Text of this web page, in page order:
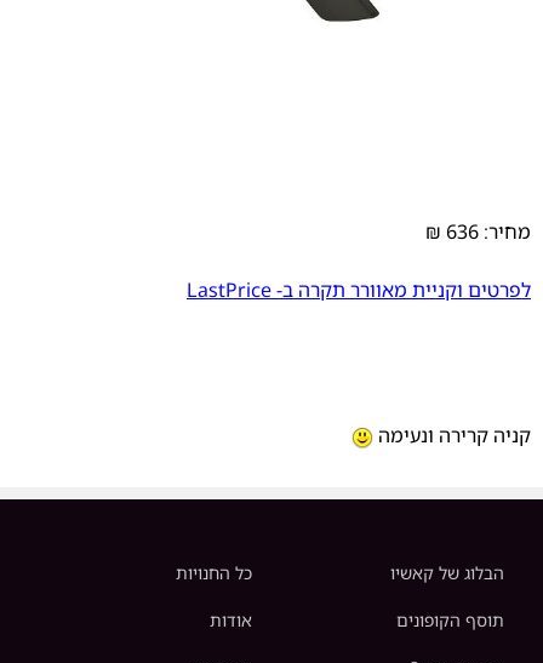
מחיר: 636 ₪
לפרטים וקניית מאוורר תקרה ב- LastPrice
קניה קרירה ונעימה
הבלוג של קאשיו כל החנויות
תוסף הקופונים אודות